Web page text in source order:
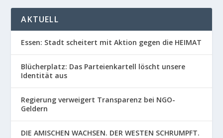
AKTUELL
Essen: Stadt scheitert mit Aktion gegen die HEIMAT
Blücherplatz: Das Parteienkartell löscht unsere
Identität aus
Regierung verweigert Transparenz bei NGO-
Geldern
DIE AMISCHEN WACHSEN. DER WESTEN SCHRUMPFT.